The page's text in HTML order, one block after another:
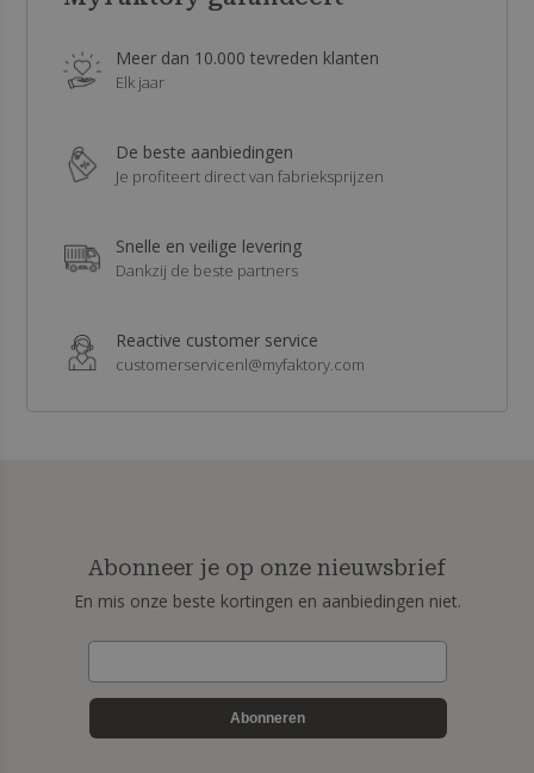
Meer dan 10.000 tevreden klanten
Elk jaar
De beste aanbiedingen
Je profiteert direct van fabrieksprijzen
Snelle en veilige levering
Dankzij de beste partners
Reactive customer service
customerservicenl@myfaktory.com
Abonneer je op onze nieuwsbrief
En mis onze beste kortingen en aanbiedingen niet.
Abonneren